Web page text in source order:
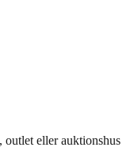
outlet eller auktionshus